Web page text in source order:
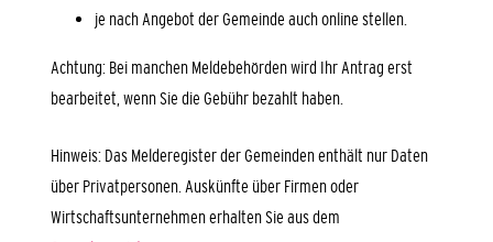
je nach Angebot der Gemeinde auch online stellen.
Achtung: Bei manchen Meldebehörden wird Ihr Antrag erst
bearbeitet, wenn Sie die Gebühr bezahlt haben.
Hinweis: Das Melderegister der Gemeinden enthält nur Daten
über Privatpersonen. Auskünfte über Firmen oder
Wirtschaftsunternehmen erhalten Sie aus dem